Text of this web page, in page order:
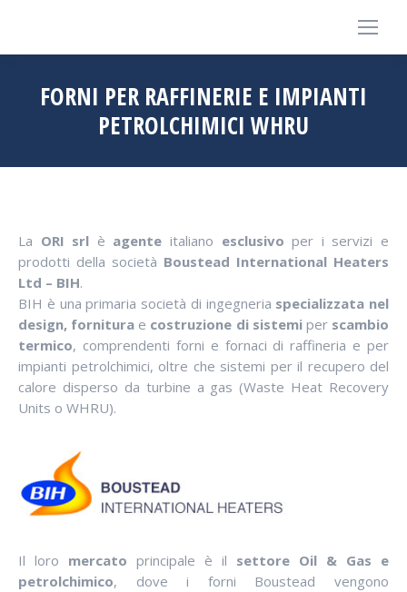
FORNI PER RAFFINERIE E IMPIANTI
PETROLCHIMICI WHRU
La ORI srl è agente italiano esclusivo per i servizi e
prodotti della società Boustead International Heaters
Ltd – BIH.
BIH è una primaria società di ingegneria specializzata nel
design, fornitura e costruzione di sistemiper scambio
termico, comprendenti forni e fornaci di raffineria e per
impianti petrolchimici, oltre che sistemi per il recupero del
calore disperso da turbine a gas (Waste Heat Recovery
Units o WHRU).
Il loro mercato principale è il settore Oil & Gas e
petrolchimico, dove i forni Boustead vengono